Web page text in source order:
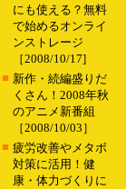
にも使える？無料
で始めるオンライ
ンストレージ
［2008/10/17]
■ 新作・続編盛りだ
くさん！2008年秋
のアニメ新番組
［2008/10/03］
■ 疲労改善やメタボ
対策に活用！健
康・体力づくりに